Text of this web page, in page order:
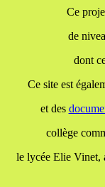
Ce
de
dont
Ce site est
et des
collège
le lycée Elie Vinet,